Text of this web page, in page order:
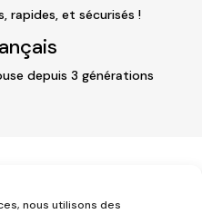
nous utilisons des
rapides, et sécurisés !
depuis 3 générations